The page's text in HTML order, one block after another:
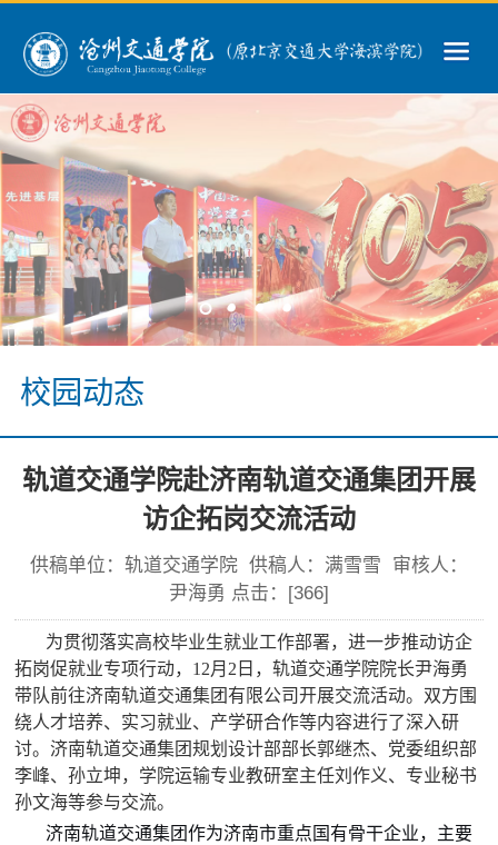
>
>
校园动态
轨道交通学院赴济南轨道交通集团开展
访企拓岗交流活动
供稿单位：轨道交通学院 供稿人：满雪雪 审核人：
尹海勇 点击：[366]
为贯彻落实高校毕业生就业工作部署，进一步推动访企
拓岗促就业专项行动，12月2日，轨道交通学院院长尹海勇
带队前往济南轨道交通集团有限公司开展交流活动。双方围
绕人才培养、实习就业、产学研合作等内容进行了深入研
讨。济南轨道交通集团规划设计部部长郭继杰、党委组织部
李峰、孙立坤，学院运输专业教研室主任刘作义、专业秘书
孙文海等参与交流。
济南轨道交通集团作为济南市重点国有骨干企业，主要